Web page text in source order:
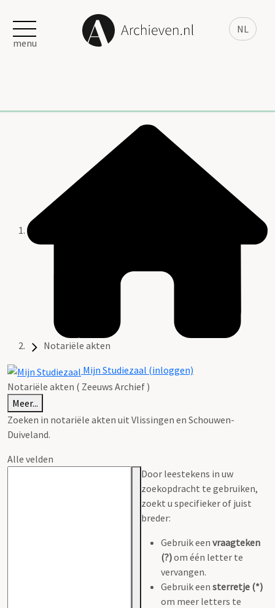
NL
menu
Notariële akten
Mijn Studiezaal (inloggen)
Notariële akten ( Zeeuws Archief )
Meer...
Zoeken in notariële akten uit Vlissingen en Schouwen-
Duiveland.
Alle velden
Door leestekens in uw
zoekopdracht te gebruiken,
zoekt u specifieker of juist
breder:
Gebruik een vraagteken
(?)om één letter te
vervangen.
Gebruik een sterretje (*)
om meer letters te